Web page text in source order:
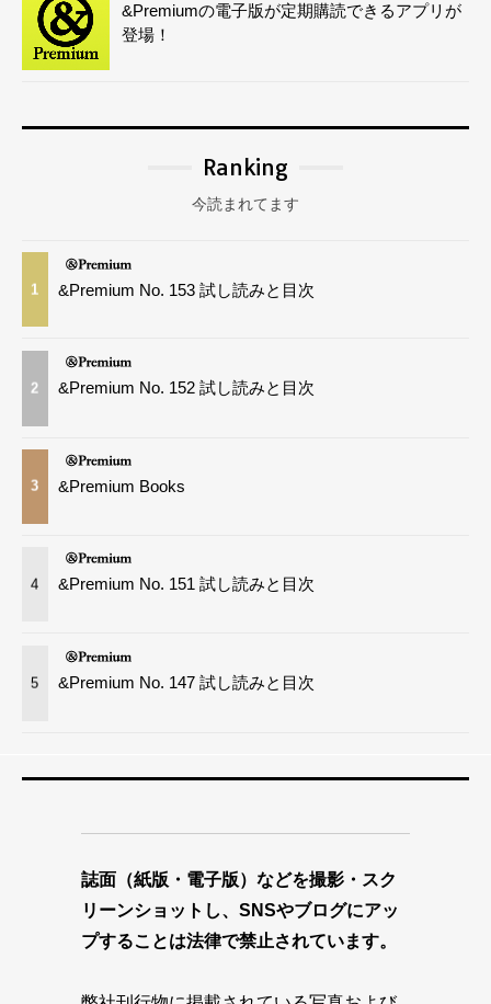
&Premiumの電子版が定期購読できるアプリが
登場！
Ranking
今読まれてます
1 &Premium No. 153 試し読みと目次
2 &Premium No. 152 試し読みと目次
3 &Premium Books
4 &Premium No. 151 試し読みと目次
5 &Premium No. 147 試し読みと目次
誌面（紙版・電子版）などを撮影・スク
リーンショットし、SNSやブログにアッ
プすることは法律で禁止されています。